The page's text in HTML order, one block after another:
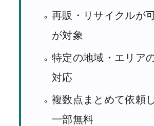
再販・リサイクルが
が対象
特定の地域・エリア
対応
複数点まとめて依頼
一部無料